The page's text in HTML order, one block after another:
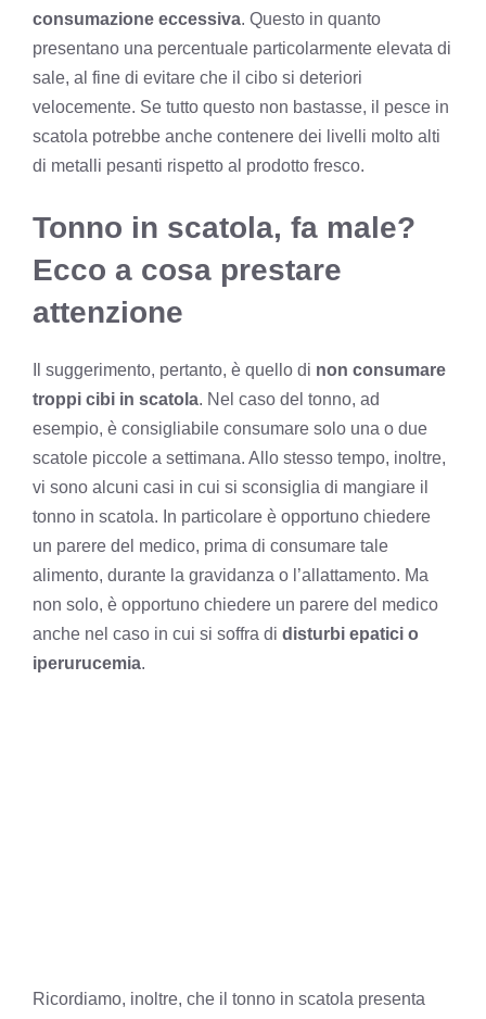
consumazione eccessiva. Questo in quanto
presentano una percentuale particolarmente elevata di
sale, al fine di evitare che il cibo si deteriori
velocemente. Se tutto questo non bastasse, il pesce in
scatola potrebbe anche contenere dei livelli molto alti
di metalli pesanti rispetto al prodotto fresco.
Tonno in scatola, fa male?
Ecco a cosa prestare
attenzione
Il suggerimento, pertanto, è quello di non consumare
troppi cibi in scatola. Nel caso del tonno, ad
esempio, è consigliabile consumare solo una o due
scatole piccole a settimana. Allo stesso tempo, inoltre,
vi sono alcuni casi in cui si sconsiglia di mangiare il
tonno in scatola. In particolare è opportuno chiedere
un parere del medico, prima di consumare tale
alimento, durante la gravidanza o l’allattamento. Ma
non solo, è opportuno chiedere un parere del medico
anche nel caso in cui si soffra di disturbi epatici o
iperurucemia.
Ricordiamo, inoltre, che il tonno in scatola presenta